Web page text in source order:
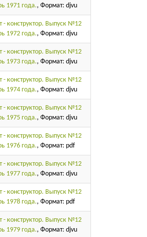
1971 года., Формат: djvu
- конструктор. Выпуск №12
1972 года., Формат: djvu
- конструктор. Выпуск №12
1973 года., Формат: djvu
- конструктор. Выпуск №12
1974 года., Формат: djvu
- конструктор. Выпуск №12
1975 года., Формат: djvu
- конструктор. Выпуск №12
1976 года., Формат: pdf
- конструктор. Выпуск №12
1977 года., Формат: djvu
- конструктор. Выпуск №12
1978 года., Формат: pdf
- конструктор. Выпуск №12
1979 года., Формат: djvu